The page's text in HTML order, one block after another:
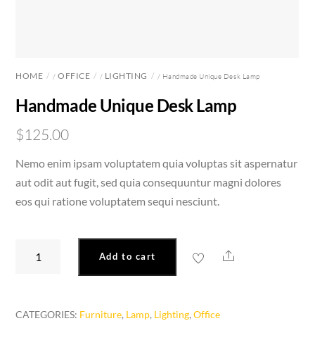
HOME /OFFICE / LIGHTING / Handmade Unique Desk Lamp
Handmade Unique Desk Lamp
$125.00
Nemo enim ipsam voluptatem quia voluptas sit aspernatur
aut odit aut fugit, sed quia consequuntur magni dolores
eos qui ratione voluptatem sequi nesciunt.
Add to cart Share
CATEGORIES: Furniture, Lamp, Lighting,Office